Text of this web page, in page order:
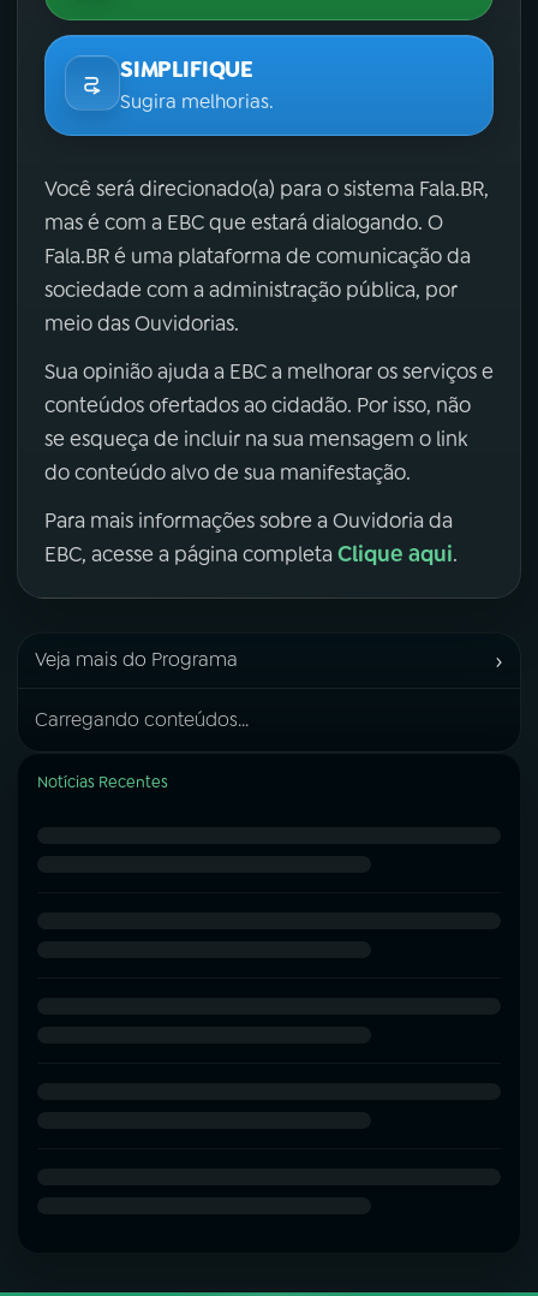
SIMPLIFIQUE
Sugira melhorias.
Você será direcionado(a) para o sistema Fala.BR,
mas é com a EBC que estará dialogando. O
Fala.BR é uma plataforma de comunicação da
sociedade com a administração pública, por
meio das Ouvidorias.
Sua opinião ajuda a EBC a melhorar os serviços e
conteúdos ofertados ao cidadão. Por isso, não
se esqueça de incluir na sua mensagem o link
do conteúdo alvo de sua manifestação.
Para mais informações sobre a Ouvidoria da
EBC, acesse a página completa Clique aqui.
Veja mais do Programa ›
Carregando conteúdos...
Notícias Recentes